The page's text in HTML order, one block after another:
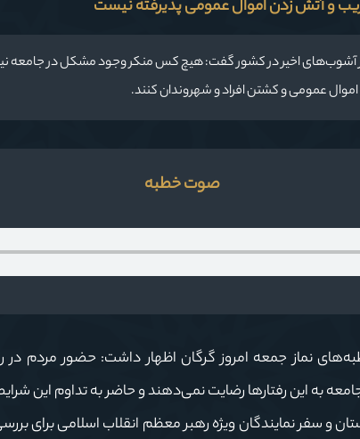
و آتش زدن اموال عمومی پذیرفته نیست
آشوب‌های اخیر در کشور گفت: هیچ کس منکر وجود مشکل در جامعه
عمومی و کشتن افراد و شهروندان کنند.
صوت خطبه
به این رفتارها رضایت نمی‌دهند و حاضر به تداوم این
و سفر نمایندگان ویژه رهبر معظم انقلاب اسلامی برای